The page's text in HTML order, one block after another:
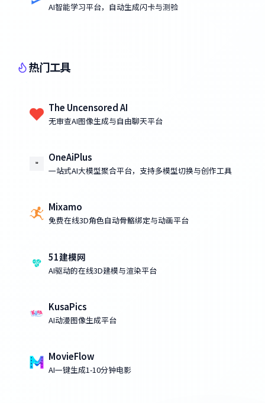
AI智能学习平台，自动生成闪卡与测验
热门工具
The Uncensored AI
无审查AI图像生成与自由聊天平台
OneAiPlus
一站式AI大模型聚合平台，支持多模型切换与创作工具
Mixamo
免费在线3D角色自动骨骼绑定与动画平台
51建模网
AI驱动的在线3D建模与渲染平台
KusaPics
AI动漫图像生成平台
MovieFlow
AI一键生成1-10分钟电影